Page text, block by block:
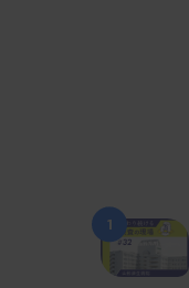
1